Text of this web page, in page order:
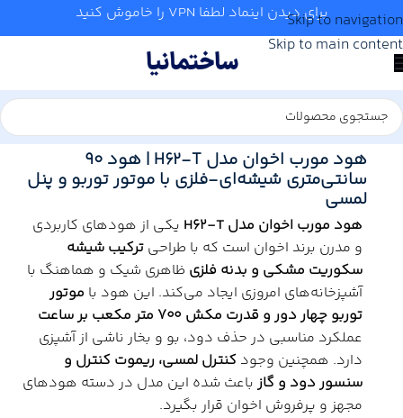
Skip to navigation
Skip to main content
برای دیدن اینماد لطفا VPN را خاموش کنید
آشپزخانه/
هود مورب اخوان مدل H62-T | هود ۹۰
سانتی‌متری شیشه‌ای-فلزی با موتور توربو و پنل
لمسی
هود مورب اخوان مدل H62-T
یکی از هودهای کاربردی
و مدرن برند اخوان است که با طراحی ترکیب شیشه
سکوریت مشکی و بدنه فلزی ظاهری شیک و هماهنگ با
آشپزخانه‌های امروزی ایجاد می‌کند. این هود با موتور
توربو چهار دور و قدرت مکش ۷۰۰ متر مکعب بر ساعت
عملکرد مناسبی در حذف دود، بو و بخار ناشی از آشپزی
دارد. همچنین وجود کنترل لمسی، ریموت کنترل و
سنسور دود و گازباعث شده این مدل در دسته هودهای
مجهز و پرفروش اخوان قرار بگیرد.